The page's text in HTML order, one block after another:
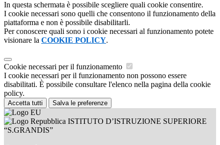
In questa schermata è possibile scegliere quali cookie consentire.
I cookie necessari sono quelli che consentono il funzionamento della
piattaforma e non è possibile disabilitarli.
Per conoscere quali sono i cookie necessari al funzionamento potete
visionare la COOKIE POLICY.
Cookie necessari per il funzionamento
I cookie necessari per il funzionamento non possono essere
disabilitati. È possibile consultare l'elenco nella pagina della cookie
policy.
Accetta tutti Salva le preferenze
ISTITUTO D’ISTRUZIONE SUPERIORE
“S.GRANDIS”